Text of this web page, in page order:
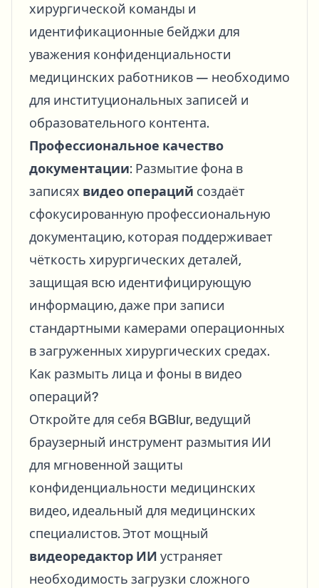
хирургической команды и
идентификационные бейджи для
уважения конфиденциальности
медицинских работников — необходимо
для институциональных записей и
образовательного контента.
Профессиональное качество
документации: Размытие фона в
записях видео операций создаёт
сфокусированную профессиональную
документацию, которая поддерживает
чёткость хирургических деталей,
защищая всю идентифицирующую
информацию, даже при записи
стандартными камерами операционных
в загруженных хирургических средах.
Как размыть лица и фоны в видео
операций?
Откройте для себя BGBlur, ведущий
браузерный инструмент размытия ИИ
для мгновенной защиты
конфиденциальности медицинских
видео, идеальный для медицинских
специалистов. Этот мощный
видеоредактор ИИ устраняет
необходимость загрузки сложного